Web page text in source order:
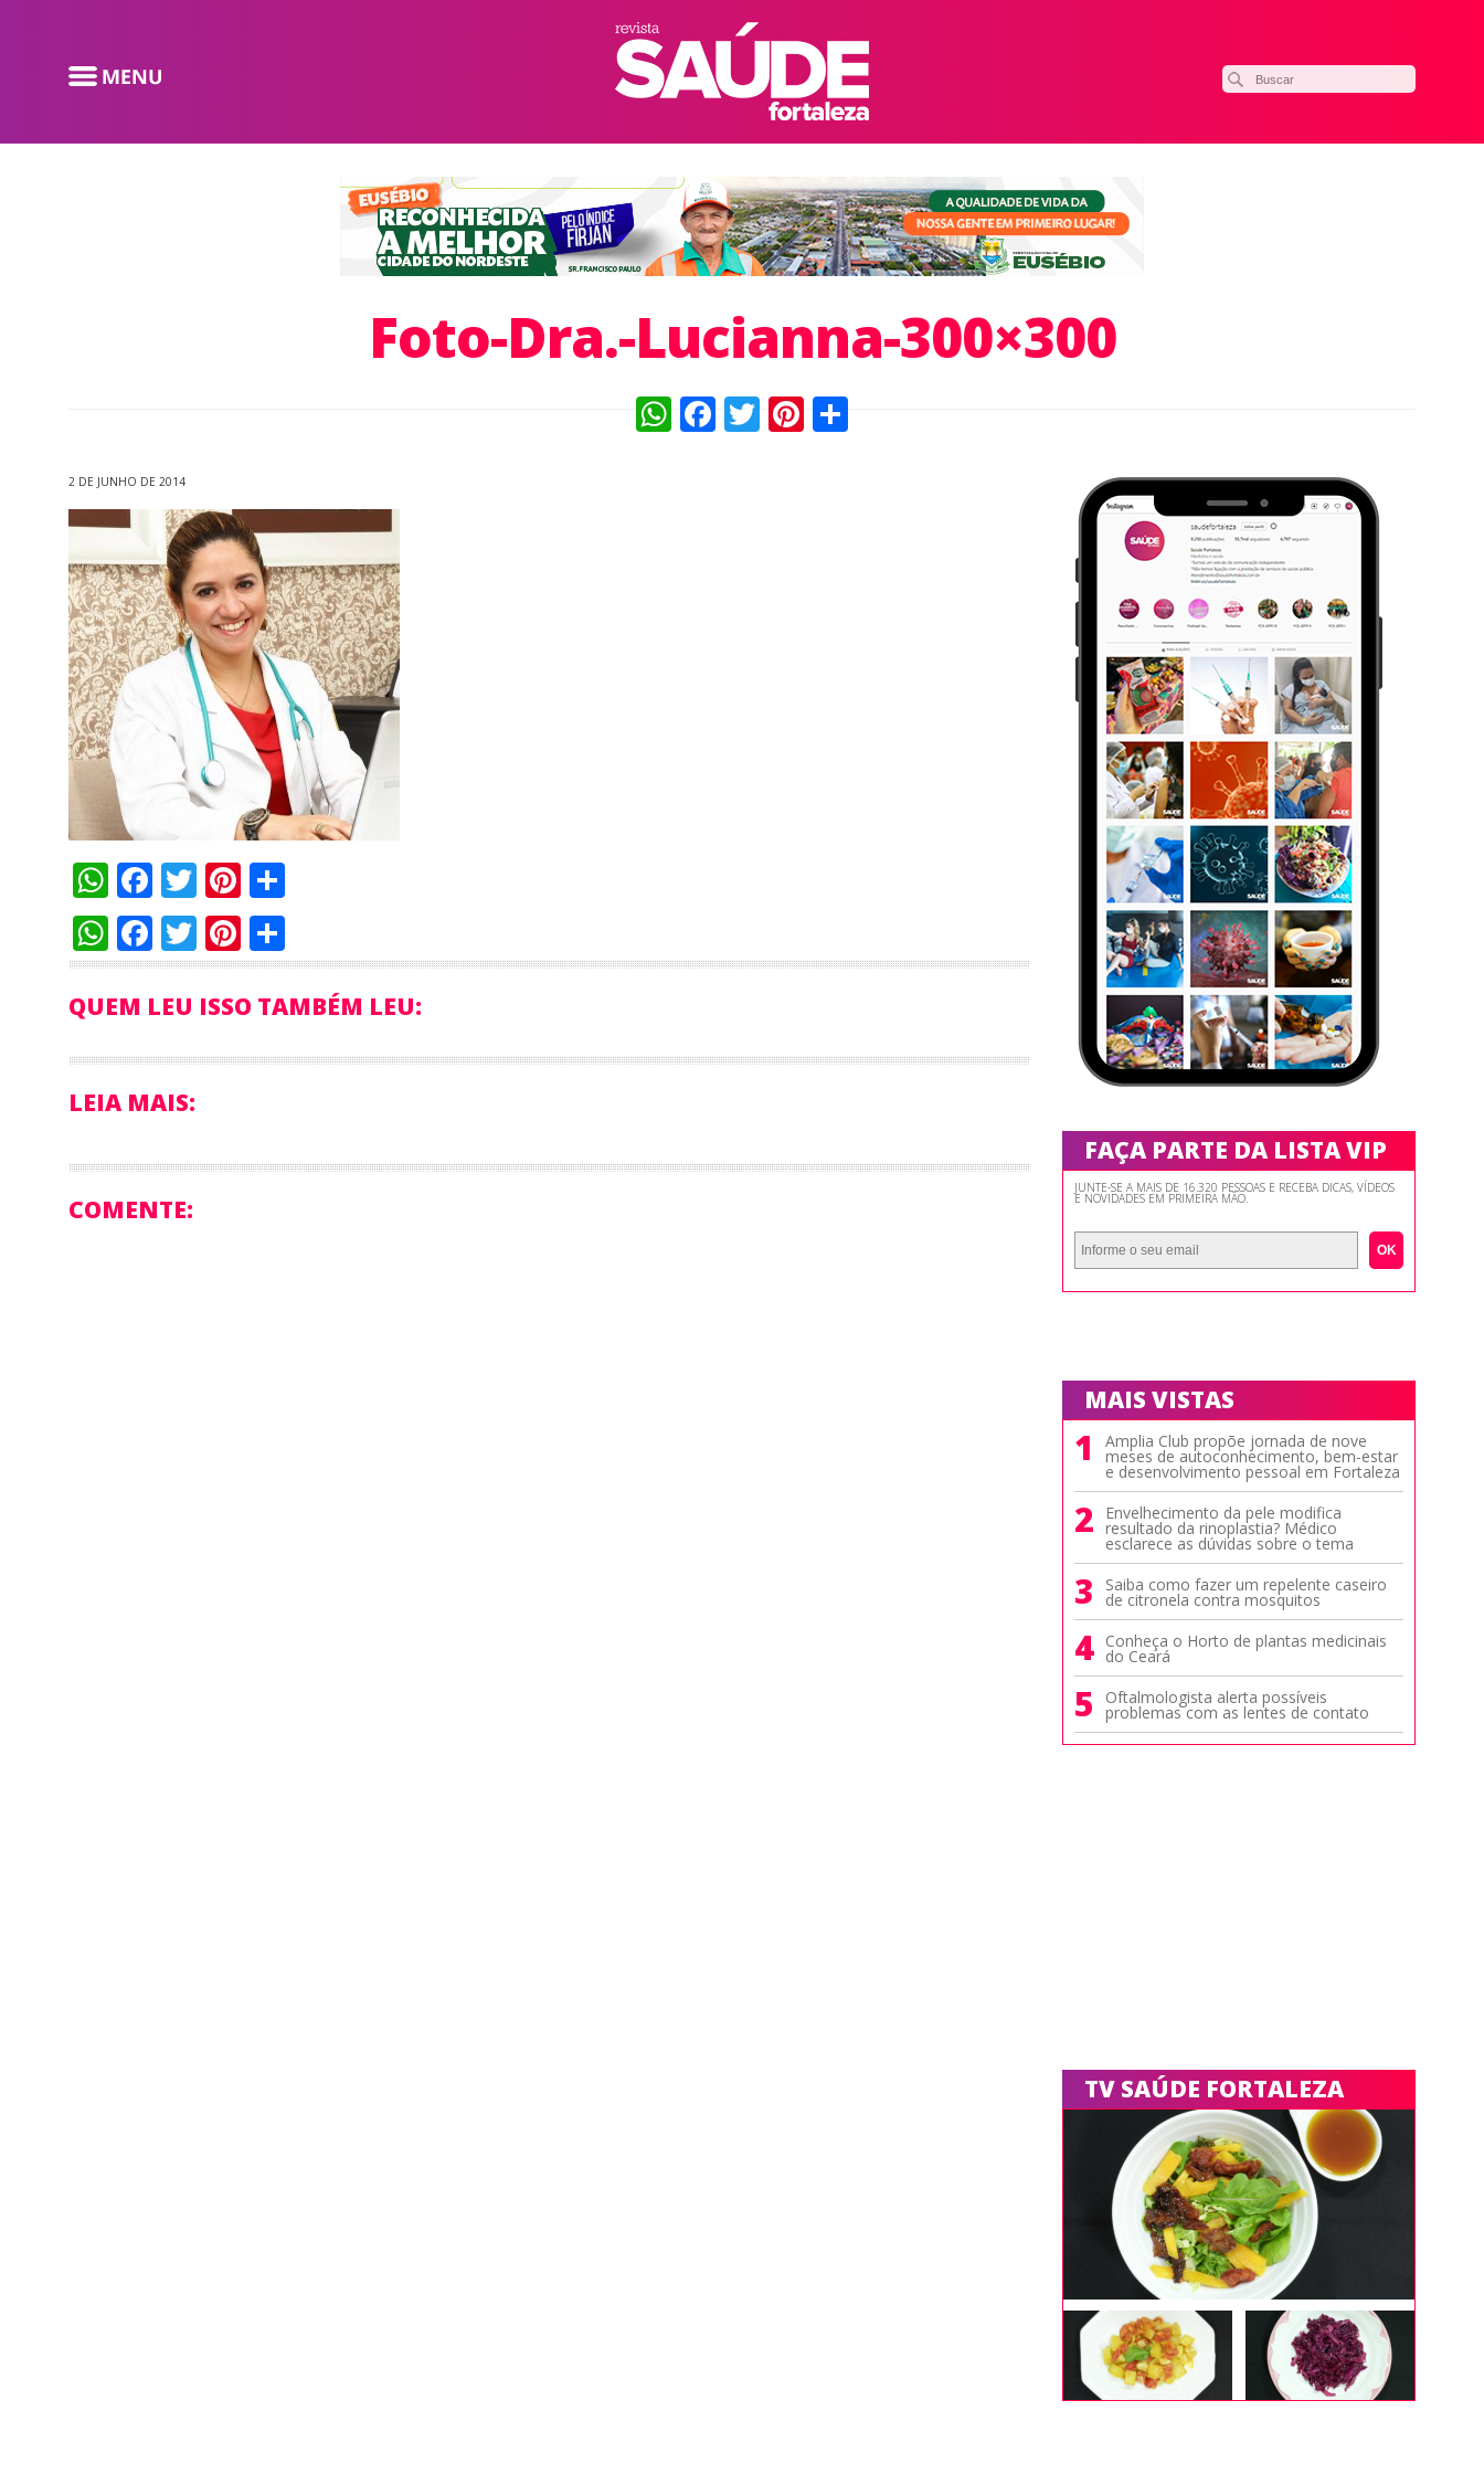
Foto-Dra.-Lucianna-300×300
WhatsApp
Facebook
TwitterPinterest
2 DE JUNHO DE 2014
WhatsApp
Facebook
TwitterPinterest
WhatsApp
Facebook
TwitterPinterest
QUEM LEU ISSO TAMBÉM LEU:
LEIA MAIS:
COMENTE:
FAÇA PARTE DA LISTA VIP
JUNTE-SE A MAIS DE 16.320 PESSOAS E RECEBA DICAS, VÍDEOS
E NOVIDADES EM PRIMEIRA MÃO.
OK
MAIS VISTAS
1 Amplia Club propõe jornada de nove
meses de autoconhecimento, bem-estar
e desenvolvimento pessoal em Fortaleza
2 Envelhecimento da pele modifica
resultado da rinoplastia? Médico
esclarece as dúvidas sobre o tema
3 Saiba como fazer um repelente caseiro
de citronela contra mosquitos
4 Conheça o Horto de plantas medicinais
do Ceará
5 Oftalmologista alerta possíveis
problemas com as lentes de contato
TV SAÚDE FORTALEZA